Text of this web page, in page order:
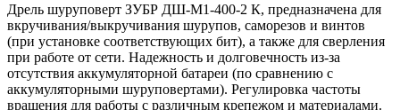
Дрель шуруповерт ЗУБР ДШ-М1-400-2 К, предназначена для
вкручивания/выкручивания шурупов, саморезов и винтов
(при установке соответствующих бит), а также для сверления
при работе от сети. Надежность и долговечность из-за
отсутствия аккумуляторной батареи (по сравнению с
аккумуляторными шуруповертами). Регулировка частоты
вращения для работы с различным крепежом и материалами.